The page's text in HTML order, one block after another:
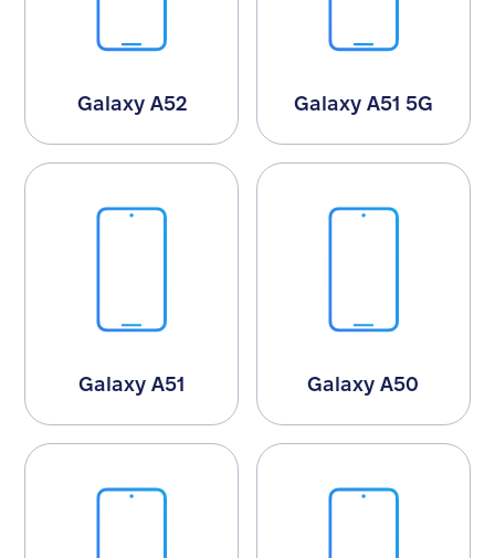
Galaxy A52 Galaxy A51 5G
Galaxy A51 Galaxy A50